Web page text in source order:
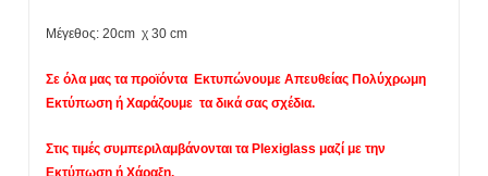
Μέγεθος: 20cm χ 30 cm
Σε όλα μας τα προϊόντα Εκτυπώνουμε Απευθείας Πολύχρωμη
Εκτύπωση ή Χαράζουμε τα δικά σας σχέδια.
Στις τιμές συμπεριλαμβάνονται τα Plexiglass μαζί με την